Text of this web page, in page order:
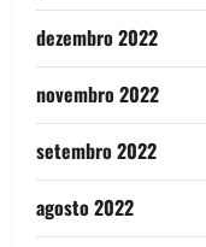
dezembro 2022
novembro 2022
setembro 2022
agosto 2022